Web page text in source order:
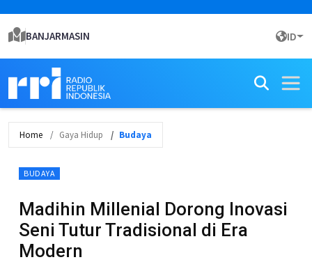
BANJARMASIN ID
Home Gaya Hidup Budaya
BUDAYA
Madihin Millenial Dorong Inovasi
Seni Tutur Tradisional di Era
Modern